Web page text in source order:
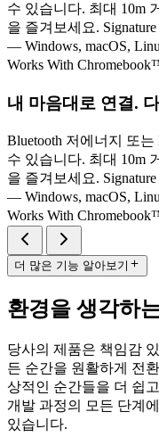
수 있습니다. 최대 10m
을 즐겨보세요.
— Windows, macOS,
Works With
내 마음대로 연결.
Bluetooth 저에너지 또
수 있습니다. 최대 10m
을 즐겨보세요.
— Windows, macOS,
Works With
더 많은 기능 알아보기
환경을 생각하
당사의 제품은 책임감
든 순간을 원활하게 전
상적인 순간들을 더 쉽
개발 과정의 모든 단계
있습니다.